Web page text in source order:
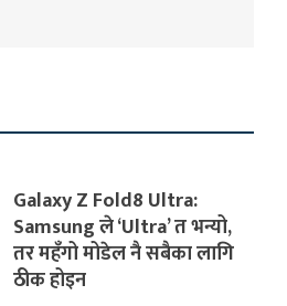
Galaxy Z Fold8 Ultra:
Samsung ले ‘Ultra’ त भन्यो,
तर महँगो मोडेल नै सबैका लागि
ठीक होइन